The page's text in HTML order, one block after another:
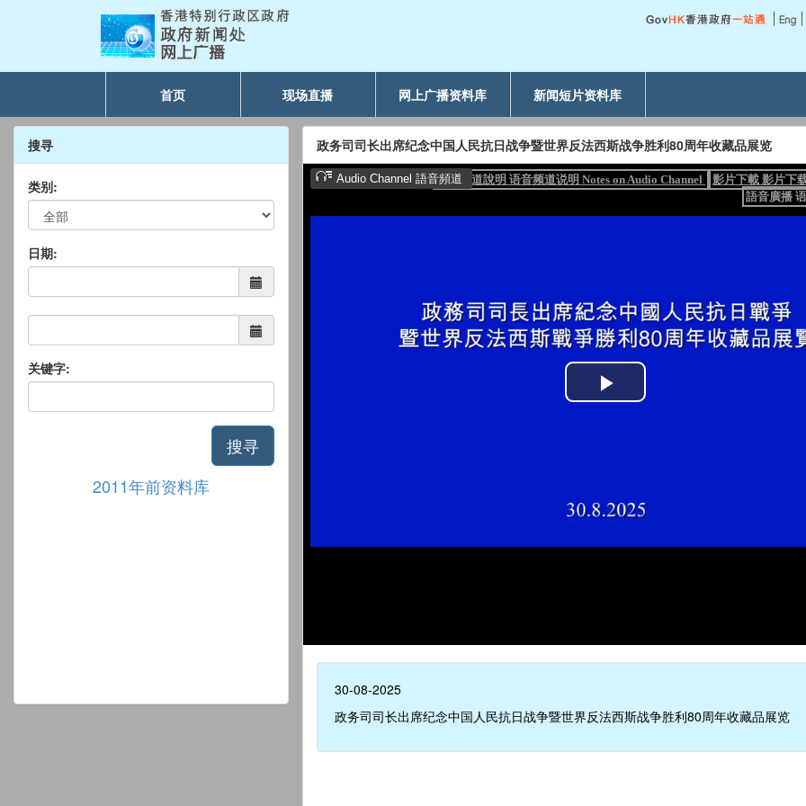
首页 现场直播 网上广播资料库 新闻短片资料库
搜寻
类别:
日期:
关键字:
搜寻
2011年前资料库
政务司司长出席纪念中国人民抗日战争暨世界反法西斯战争胜利80周年收藏品展览
30-08-2025
政务司司长出席纪念中国人民抗日战争暨世界反法西斯战争胜利80周年收藏品展览